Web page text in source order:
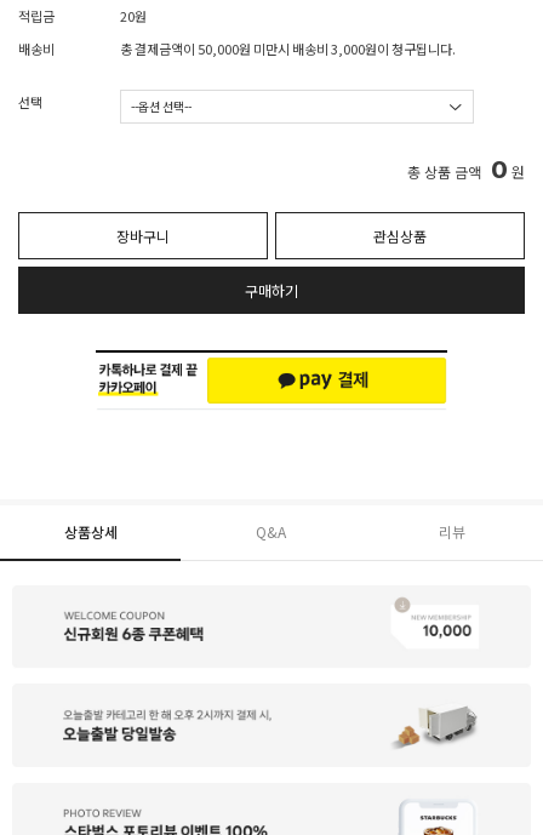
적립금
20원
배송비
총 결제금액이 50,000원 미만시 배송비 3,000원이 청구됩니다.
선택
총 상품 금액 0 원
장바구니 관심상품
구매하기
상품상세 Q&A 리뷰